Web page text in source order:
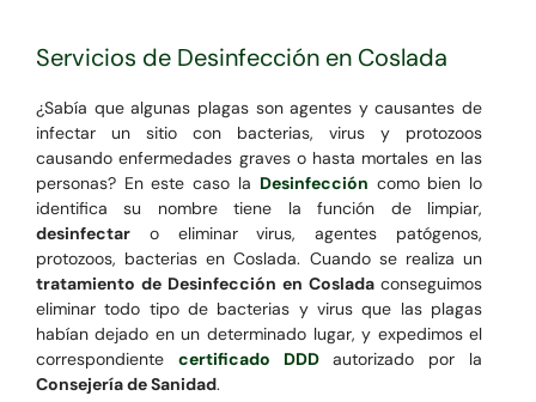
Servicios de Desinfección en Coslada
¿Sabía que algunas plagas son agentes y causantes de
infectar un sitio con bacterias, virus y protozoos
causando enfermedades graves o hasta mortales en las
personas? En este caso la Desinfección como bien lo
identifica su nombre tiene la función de limpiar,
desinfectaro eliminar virus, agentes patógenos,
protozoos, bacterias en Coslada. Cuando se realiza un
tratamiento de Desinfección en Cosladaconseguimos
eliminar todo tipo de bacterias y virus que las plagas
habían dejado en un determinado lugar, y expedimos el
correspondiente certificado DDDautorizado por la
Consejería de Sanidad.